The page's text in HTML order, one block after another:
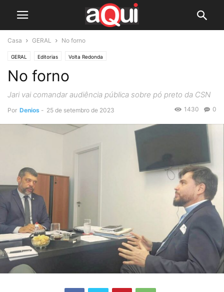
Casa GERAL No forno
GERAL Editorias Volta Redonda
No forno
Jari vai comandar audiência pública sobre pó preto da CSN
Por Denios - 25 de setembro de 2023 0
1430